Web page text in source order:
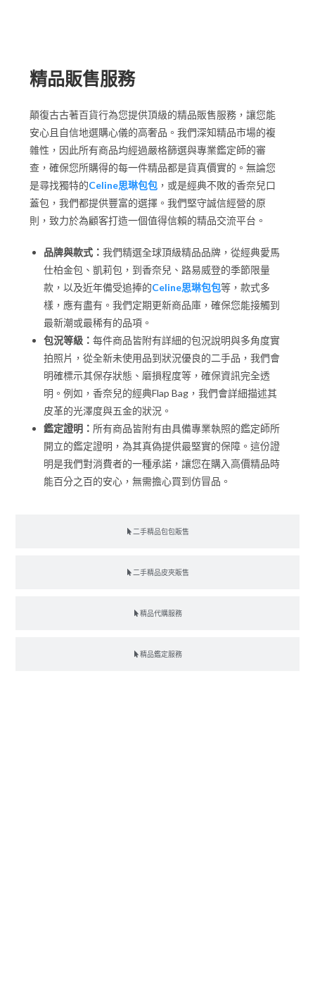
二手精品包包販售
二手精品皮夾販售
精品代購服務
精品鑑定服務
精品販售服務
顛復古古著百貨行為您提供頂級的精品販售服務，讓您能
安心且自信地選購心儀的高奢品。我們深知精品市場的複
雜性，因此所有商品均經過嚴格篩選與專業鑑定師的審
查，確保您所購得的每一件精品都是貨真價實的。無論您
是尋找獨特的Celine思琳包包 ，或是經典不敗的香奈兒口
蓋包，我們都提供豐富的選擇。我們堅守誠信經營的原
則，致力於為顧客打造一個值得信賴的精品交流平台。
品牌與款式：我們精選全球頂級精品品牌，從經典愛馬
仕柏金包、凱莉包，到香奈兒、路易威登的季節限量
款，以及近年備受追捧的Celine思琳包包等，款式多
樣，應有盡有。我們定期更新商品庫，確保您能接觸到
最新潮或最稀有的品項。
包況等級：每件商品皆附有詳細的包況說明與多角度實
拍照片，從全新未使用品到狀況優良的二手品，我們會
明確標示其保存狀態、磨損程度等，確保資訊完全透
明。例如，香奈兒的經典Flap Bag，我們會詳細描述其
皮革的光澤度與五金的狀況。
鑑定證明： 所有商品皆附有由具備專業執照的鑑定師所
開立的鑑定證明，為其真偽提供最堅實的保障。這份證
明是我們對消費者的一種承諾，讓您在購入高價精品時
能百分之百的安心，無需擔心買到仿冒品。